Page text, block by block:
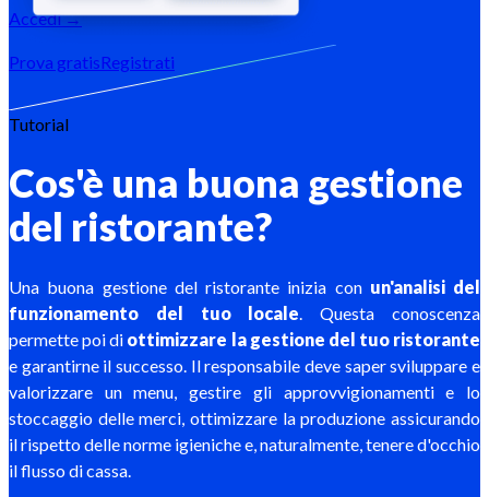
Accedi →
Prova gratisRegistrati
Tutorial
Cos'è una buona gestione
del ristorante?
Una buona gestione del ristorante inizia con un'analisi del
funzionamento del tuo locale. Questa conoscenza
permette poi di ottimizzare la gestione del tuo ristorante
e garantirne il successo. Il responsabile deve saper sviluppare e
valorizzare un menu, gestire gli approvvigionamenti e lo
stoccaggio delle merci, ottimizzare la produzione assicurando
il rispetto delle norme igieniche e, naturalmente, tenere d'occhio
il flusso di cassa.